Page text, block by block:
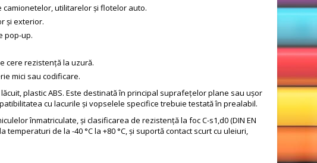
utilitarelor și flotelor auto.
și exterior.
pop-up.
cere rezistență la uzură.
mici sau codificare.
plastic ABS. Este destinată în principal suprafețelor plane sau ușor
cu lacurile și vopselele specifice trebuie testată în prealabil.
înmatriculate, și clasificarea de rezistență la foc C-s1,d0 (DIN EN
de la -40 °C la +80 °C, și suportă contact scurt cu uleiuri,